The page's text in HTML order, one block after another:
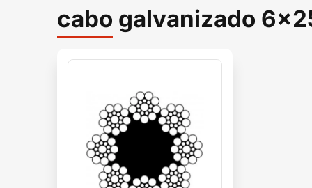
cabo galvanizado